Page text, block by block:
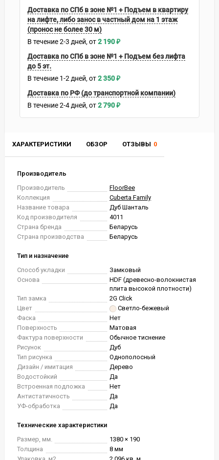
ХАРАКТЕРИСТИКИ ОБЗОР ОТЗЫВЫ 0
Производитель
Производитель
FloorBee
Коллекция
Cuberta Family
Название товара
Дуб Шанталь
Код производителя
4011
Страна бренда
Беларусь
Страна производства
Беларусь
Тип и назначение
Способ укладки
Замковый
Основа
HDF (древесно-волокнистая
плита высокой плотности)
Тип замка
2G Click
Цвет
Светло-бежевый
Фаска
Нет
Поверхность
Матовая
Фактура поверхности
Обычное тиснение
Рисунок
Дуб
Тип рисунка
Однополосный
Дизайн / имитация
Дерево
Водостойкий
Да
Встроенная подложка
Нет
Антистатичность
Да
УФ-обработка
Да
Технические характеристики
Размер, мм.
1380 × 190
Толщина
8 мм
Доставка по СПб в зоне №1 + Подъем в квартиру
на лифте, либо занос в частный дом на 1 этаж
(пронос не более 30 м)
В течение2-3 дней 2 190₽
Доставка по СПб в зоне №1 + Подъем без лифта
до 5 эт.
В течение 1-2 дней 2 350₽
Доставка по РФ (до транспортной компании)
В течение2-4 дней 2 790₽